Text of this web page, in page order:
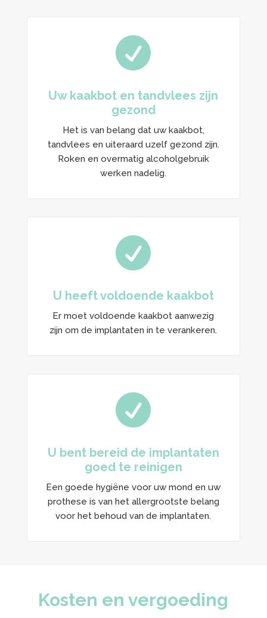

Uw kaakbot en tandvlees zijn
gezond
Het is van belang dat uw kaakbot,
tandvlees en uiteraard uzelf gezond zijn.
Roken en overmatig alcoholgebruik
werken nadelig.

U heeft voldoende kaakbot
Er moet voldoende kaakbot aanwezig
zijn om de implantaten in te verankeren.

U bent bereid de implantaten
goed te reinigen
Een goede hygiëne voor uw mond en uw
prothese is van het allergrootste belang
voor het behoud van de implantaten.
Kosten en vergoeding